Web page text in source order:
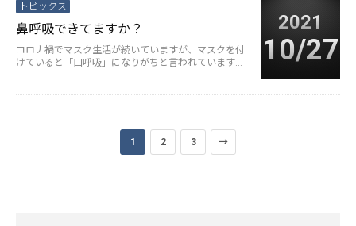
トピックス
鼻呼吸できてますか？
コロナ禍でマスク生活が続いていますが、マスクを付
けていると「口呼吸」になりがちと言われています。
2021
10/27
1 2 3 →